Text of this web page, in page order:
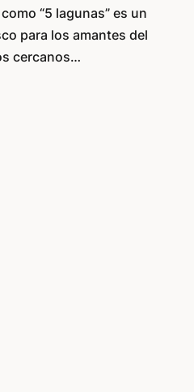
“5 lagunas” es un
para los amantes del
cercanos…